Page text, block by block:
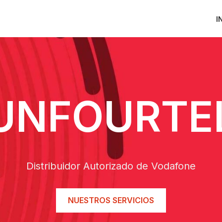
Distribuidor Autorizado de Vodafone
NUESTROS SERVICIOS